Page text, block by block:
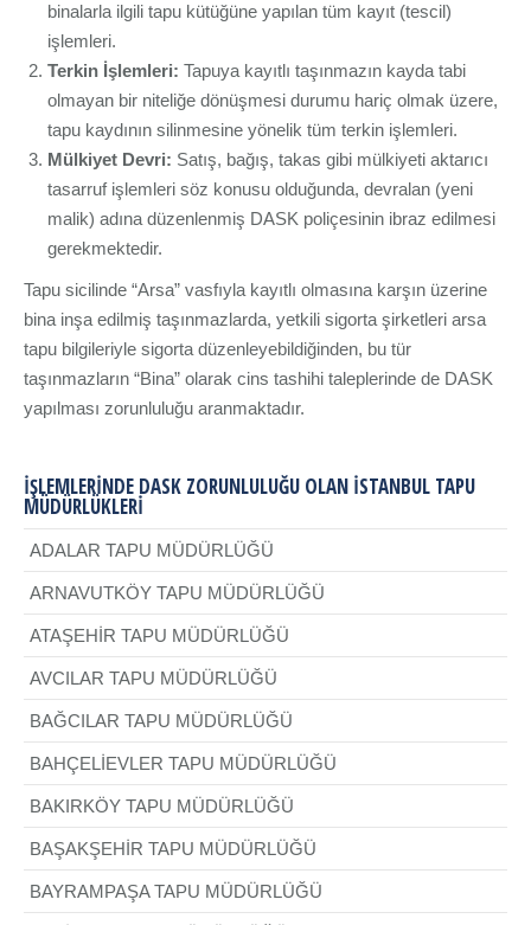
binalarla ilgili tapu kütüğüne yapılan tüm kayıt (tescil)
işlemleri.
Terkin İşlemleri: Tapuya kayıtlı taşınmazın kayda tabi
olmayan bir niteliğe dönüşmesi durumu hariç olmak üzere,
tapu kaydının silinmesine yönelik tüm terkin işlemleri.
Mülkiyet Devri: Satış, bağış, takas gibi mülkiyeti aktarıcı
tasarruf işlemleri söz konusu olduğunda, devralan (yeni
malik) adına düzenlenmiş DASK poliçesinin ibraz edilmesi
gerekmektedir.
Tapu sicilinde “Arsa” vasfıyla kayıtlı olmasına karşın üzerine
bina inşa edilmiş taşınmazlarda, yetkili sigorta şirketleri arsa
tapu bilgileriyle sigorta düzenleyebildiğinden, bu tür
taşınmazların “Bina” olarak cins tashihi taleplerinde de DASK
yapılması zorunluluğu aranmaktadır.
İŞLEMLERINDE DASK ZORUNLULUĞU OLAN İSTANBUL TAPU
MÜDÜRLÜKLERI
ADALAR TAPU MÜDÜRLÜĞÜ
ARNAVUTKÖY TAPU MÜDÜRLÜĞÜ
ATAŞEHİR TAPU MÜDÜRLÜĞÜ
AVCILAR TAPU MÜDÜRLÜĞÜ
BAĞCILAR TAPU MÜDÜRLÜĞÜ
BAHÇELİEVLER TAPU MÜDÜRLÜĞÜ
BAKIRKÖY TAPU MÜDÜRLÜĞÜ
BAŞAKŞEHİR TAPU MÜDÜRLÜĞÜ
BAYRAMPAŞA TAPU MÜDÜRLÜĞÜ